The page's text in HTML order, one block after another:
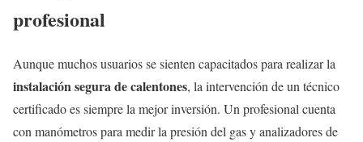
profesional
Aunque muchos usuarios se sienten capacitados para realizar la
instalación segura de calentones, la intervención de un técnico
certificado es siempre la mejor inversión. Un profesional cuenta
con manómetros para medir la presión del gas y analizadores de